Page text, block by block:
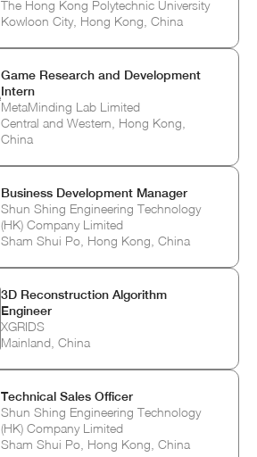
The Hong Kong Polytechnic University
Kowloon City, Hong Kong, China
Game Research and Development
Intern
MetaMinding Lab Limited
Central and Western, Hong Kong,
China
Business Development Manager
Shun Shing Engineering Technology
(HK) Company Limited
Sham Shui Po, Hong Kong, China
3D Reconstruction Algorithm
Engineer
XGRIDS
Mainland, China
Technical Sales Officer
Shun Shing Engineering Technology
(HK) Company Limited
Sham Shui Po, Hong Kong, China